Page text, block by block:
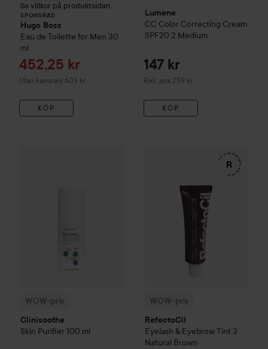
Se villkor på produktsidan
SPONSRAD
Hugo Boss
Eau de Toilette for Men 30
ml
Reapris
452,25 kr
Utan kampanj 603 kr
KÖP
Lumene
CC Color Correcting Cream
SPF20 2 Medium
147 kr
Rek. pris 259 kr
Rekommenderat pris 259 kr
KÖP
WOW-pris
Clinisoothe
Skin Purifier 100 ml
Rekommenderat pris 279 kr
WOW-pris
RefectoCil
Eyelash & Eyebrow Tint 3
Natural Brown
RefectoCilEyelash